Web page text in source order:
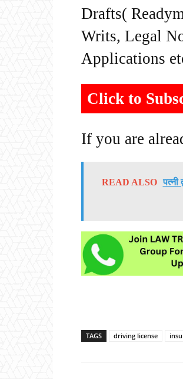
Drafts(
Writs, Legal
Applications
Click to
If you are
READ ALSO
TAGS driving license